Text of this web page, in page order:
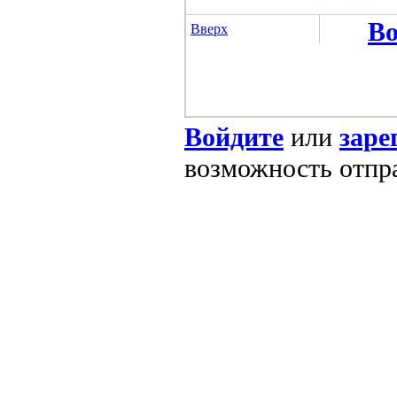
Вверх
Войдите или
возможность